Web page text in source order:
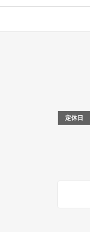
定休日